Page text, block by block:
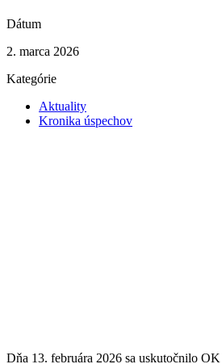
Dátum
2. marca 2026
Kategórie
Aktuality
Kronika úspechov
Dňa 13. februára 2026 sa uskutočnilo